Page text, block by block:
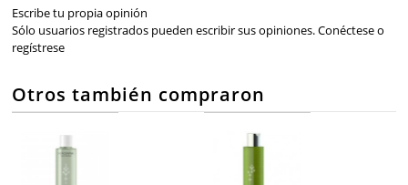
Escribe tu propia opinión
Sólo usuarios registrados pueden escribir sus opiniones.Conécteseo
regístrese
Otros también compraron